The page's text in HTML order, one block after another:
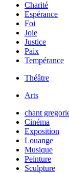
Charité
Espérance
Foi
Joie
Justice
Paix
Tempérance
Théâtre
Arts
chant
Cinéma
Exposition
Louange
Musique
Peinture
Sculpture